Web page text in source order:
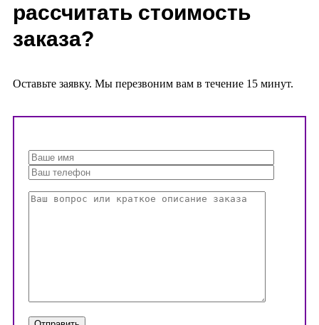
рассчитать стоимость
заказа?
Оставьте заявку. Мы перезвоним вам в течение 15 минут.